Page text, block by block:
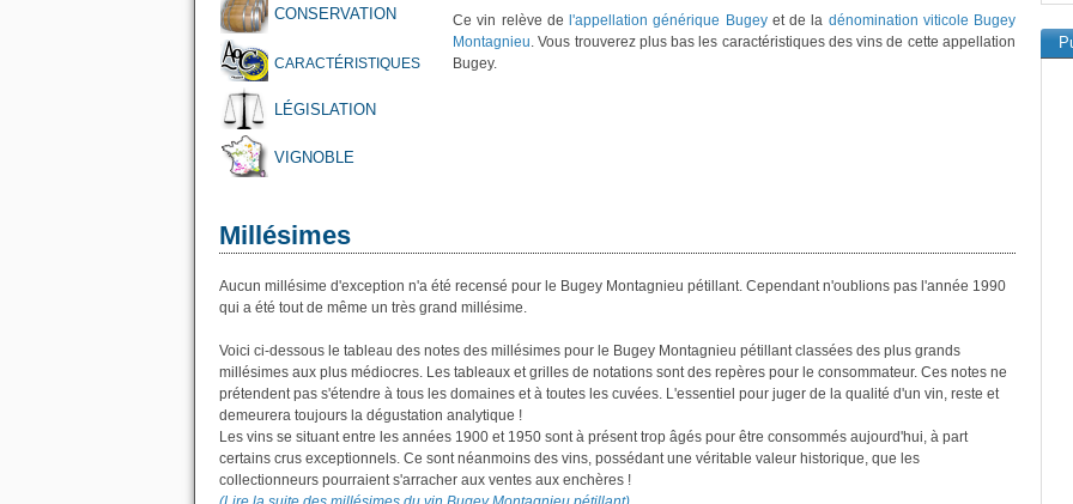
CONSERVATION
CARACTÉRISTIQUES
LÉGISLATION
VIGNOBLE
Ce vin relève de l'appellation générique Bugeyet de la dénomination viticole Bugey
Montagnieu. Vous trouverez plus bas les caractéristiques des vins de cette appellation
Bugey.
Millésimes
Aucun millésime d'exception n'a été recensé pour le Bugey Montagnieu pétillant. Cependant n'oublions pas l'année 1990
qui a été tout de même un très grand millésime.
Voici ci-dessous le tableau des notes des millésimes pour le Bugey Montagnieu pétillant classées des plus grands
millésimes aux plus médiocres. Les tableaux et grilles de notations sont des repères pour le consommateur. Ces notes ne
prétendent pas s'étendre à tous les domaines et à toutes les cuvées. L'essentiel pour juger de la qualité d'un vin, reste et
demeurera toujours la dégustation analytique !
Les vins se situant entre les années 1900 et 1950 sont à présent trop âgés pour être consommés aujourd'hui, à part
certains crus exceptionnels. Ce sont néanmoins des vins, possédant une véritable valeur historique, que les
collectionneurs pourraient s'arracher aux ventes aux enchères !